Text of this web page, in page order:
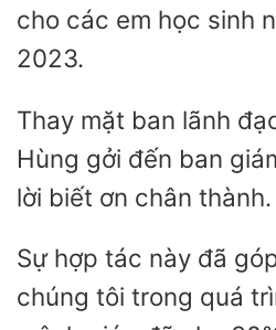
cho các em học sinh
2023.
Thay mặt ban lãnh
Hùng gởi đến ban
lời biết ơn chân thành.
Sự hợp tác này đã
chúng tôi trong quá